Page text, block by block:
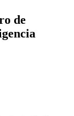
de